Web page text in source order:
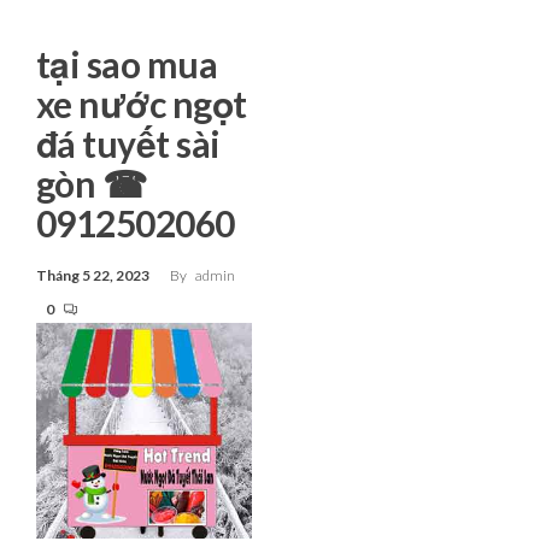
tại sao mua
xe nước ngọt
đá tuyết sài
gòn ☎
0912502060
Tháng 5 22, 2023 By admin
0